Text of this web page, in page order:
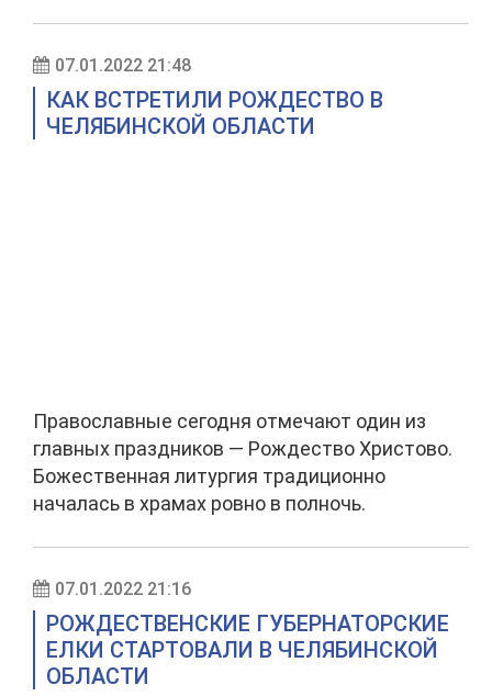
07.01.2022 21:48
КАК ВСТРЕТИЛИ РОЖДЕСТВО В
ЧЕЛЯБИНСКОЙ ОБЛАСТИ
Православные сегодня отмечают один из
главных праздников — Рождество Христово.
Божественная литургия традиционно
началась в храмах ровно в полночь.
07.01.2022 21:16
РОЖДЕСТВЕНСКИЕ ГУБЕРНАТОРСКИЕ
ЕЛКИ СТАРТОВАЛИ В ЧЕЛЯБИНСКОЙ
ОБЛАСТИ